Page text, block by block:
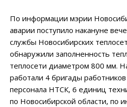
По информации мэрии
аварии поступило накануне
службы Новосибирских
обнаружили заполненность
теплосети диаметром 800 мм.
работали 4 бригады
персонала НТСК, 6 единиц
по Новосибирской области, по